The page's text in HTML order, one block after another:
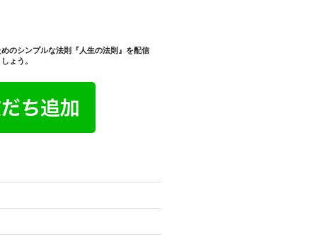
のシンプルな法則『人生の法則』を配信
ょう。